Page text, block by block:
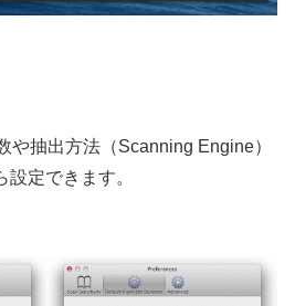
や抽出方法（Scanning Engine）
定できます。